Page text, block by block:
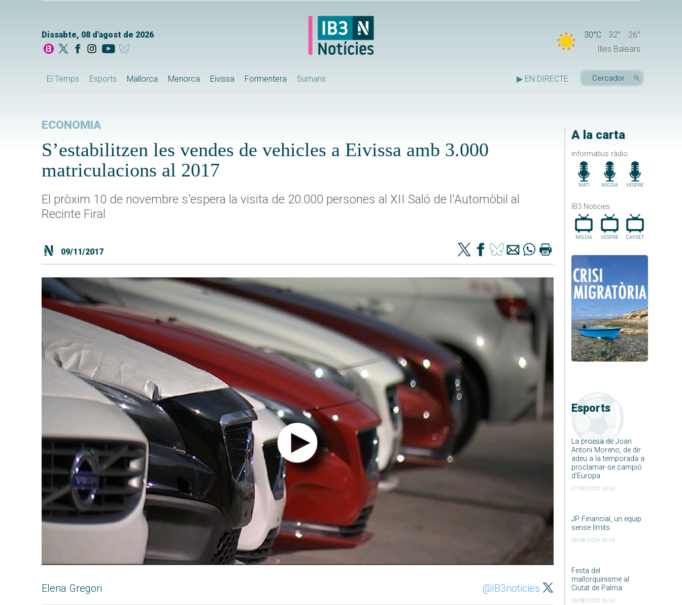
Dissabte, 08 d'agost de 2026 30°C 32°
26°
Illes Balears
El Temps Esports Mallorca Menorca Eivissa Formentera Sumaris ▶ EN DIRECTE
A la carta
informatius ràdio
MATÍ MIGDIA VESPRE
IB3 Noticies
MIGDIA VESPRE CAP.SET
Esports
La proesa de Joan
Antoni Moreno, de dir
adeu a la temporada a
proclamar-se campió
d’Europa
07/08/2026 04:50
JP Financial, un equip
sense límits
06/08/2026 05:54
Festa del
mallorquinisme al
Ciutat de Palma
06/08/2026 05:50
ECONOMIA
S’estabilitzen les vendes de vehicles a Eivissa amb 3.000
matriculacions al 2017
El pròxim 10 de novembre s'espera la visita de 20.000 persones al XII Saló de l'Automòbil al
Recinte Firal
09/11/2017
Elena Gregori @IB3noticies